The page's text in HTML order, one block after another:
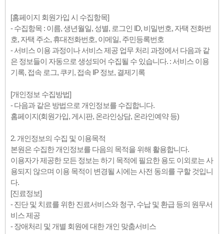
[홈페이지 회원가입 시 수집항목]
- 수집항목 : 이름, 생년월일, 성별, 로그인 ID, 비밀번호, 자택 전화번
호, 자택 주소, 휴대전화번호, 이메일, 주민등록번호
- 서비스 이용 과정이나 서비스 제공 업무 처리 과정에서 다음과 같
은 정보들이 자동으로 생성되어 수집될 수 있습니다. : 서비스 이용
기록, 접속 로그, 쿠키, 접속 IP 정보, 결제기록
[개인정보 수집방법]
- 다음과 같은 방법으로 개인정보를 수집합니다.
홈페이지(회원가입, 게시판, 온라인상담, 온라인예약 등)
2. 개인정보의 수집 및 이용목적
본원은 수집한 개인정보를 다음의 목적을 위해 활용합니다.
이용자가 제공한 모든 정보는 하기 목적에 필요한 용도 이외로는 사
용되지 않으며 이용 목적이 변경될 시에는 사전 동의를 구할 것입니
다.
[진료정보]
- 진단 및 치료를 위한 진료서비스와 청구, 수납 및 환급 등의 원무서
비스 제공
- 장애처리 및 개별 회원에 대한 개인 맞춤서비스